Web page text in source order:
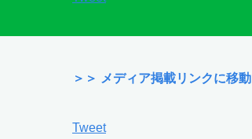
＞＞ メディア掲載リンクに移動
Tweet